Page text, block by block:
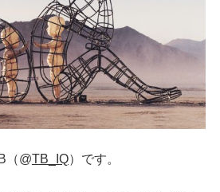
（@TB_IQ）です。